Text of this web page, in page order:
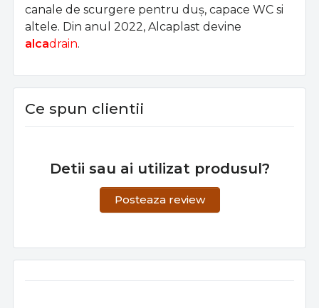
canale de scurgere pentru duș, capace WC si
altele. Din anul 2022, Alcaplast devine
alcadrain.
Ce spun clientii
Detii sau ai utilizat produsul?
Posteaza review